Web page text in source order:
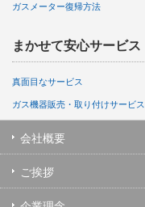
ガスメーター復帰方法
まかせて安心サービス
真面目なサービス
ガス機器販売・取り付けサービス
会社概要
ご挨拶